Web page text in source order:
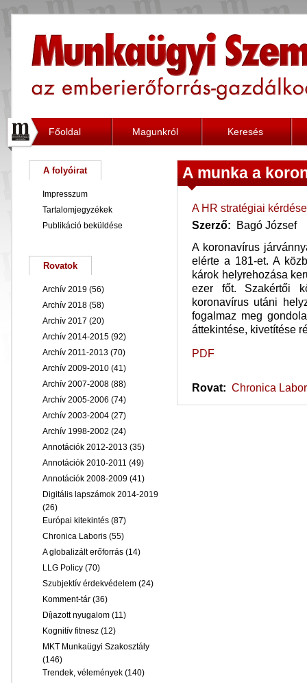
Főoldal Magunkról Keresés
A munka a
A HR stratégiai
Szerző: Bagó József
A koronavírus
elérte a 181-et. A
károk helyrehozása
ezer főt. Szakértői
koronavírus utáni
fogalmaz meg
áttekintése, kivetítése
PDF
Rovat: Chronica
A folyóirat
Impresszum
Tartalomjegyzékek
Publikáció beküldése
Rovatok
Archív 2019 (56)
Archív 2018 (58)
Archív 2017 (20)
Archív 2014-2015 (92)
Archív 2011-2013 (70)
Archív 2009-2010 (41)
Archív 2007-2008 (88)
Archív 2005-2006 (74)
Archív 2003-2004 (27)
Archív 1998-2002 (24)
Annotációk 2012-2013 (35)
Annotációk 2010-2011 (49)
Annotációk 2008-2009 (41)
Digitális lapszámok 2014-2019
(26)
Európai kitekintés (87)
Chronica Laboris (55)
A globalizált erőforrás (14)
LLG Policy (70)
Szubjektív érdekvédelem (24)
Komment-tár (36)
Díjazott nyugalom (11)
Kognitív fitnesz (12)
MKT Munkaügyi Szakosztály
(146)
Trendek, vélemények (140)